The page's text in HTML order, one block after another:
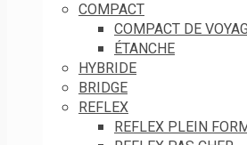
COMPACT
COMPACT DE
ÉTANCHE
HYBRIDE
BRIDGE
REFLEX
REFLEX PLEIN